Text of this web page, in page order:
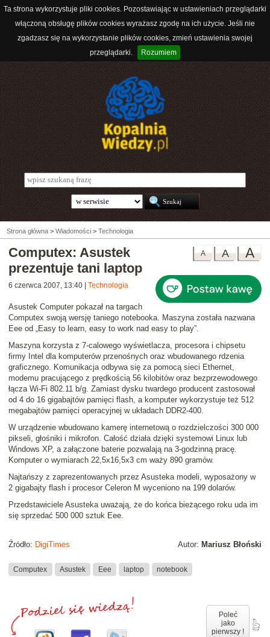
Ta strona wykorzystuje pliki cookies. Pozostawiając w ustawieniach przeglądarki
włączoną obsługę plików cookies wyrażasz zgodę na ich użycie. Jeśli nie
zgadzasz się na wykorzystanie plików cookies, zmień ustawienia swojej
przeglądarki.
Rozumiem
Strona główna > Wiadomości > Technologia
A
A
A
Computex: Asustek
prezentuje tani laptop
6 czerwca 2007, 13:40 Technologia
Asustek Computer pokazał na targach
Computex swoją wersję taniego notebooka. Maszyna została nazwana
Eee od „Easy to learn, easy to work nad easy to play”.
Maszyna korzysta z 7-calowego wyświetlacza, procesora i chipsetu
firmy Intel dla komputerów przenośnych oraz wbudowanego rdzenia
graficznego. Komunikacja odbywa się za pomocą sieci Ethernet,
modemu pracującego z prędkością 56 kilobitów oraz bezprzewodowego
łącza Wi-Fi 802.11 b/g. Zamiast dysku twardego producent zastosował
od 4 do 16 gigabajtów pamięci flash, a komputer wykorzystuje też 512
megabajtów pamięci operacyjnej w układach DDR2-400.
W urządzenie wbudowano kamerę internetową o rozdzielczości 300 000
pikseli, głośniki i mikrofon. Całość działa dzięki systemowi Linux lub
Windows XP, a załączone baterie pozwalają na 3-godzinną pracę.
Komputer o wymiarach 22,5x16,5x3 cm waży 890 gramów.
Najtańszy z zaprezentowanych przez Asusteka modeli, wyposażony w
2 gigabajty flash i procesor Celeron M wyceniono na 199 dolarów.
Przedstawiciele Asusteka uważają, że do końca bieżącego roku uda im
się sprzedać 500 000 sztuk Eee.
Autor: Mariusz Błoński
Źródło: DigiTimes
Computex Asustek Eee laptop notebook
Poleć
jako
pierwszy !